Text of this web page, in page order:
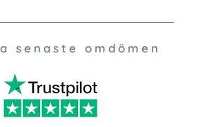
senaste omdömen